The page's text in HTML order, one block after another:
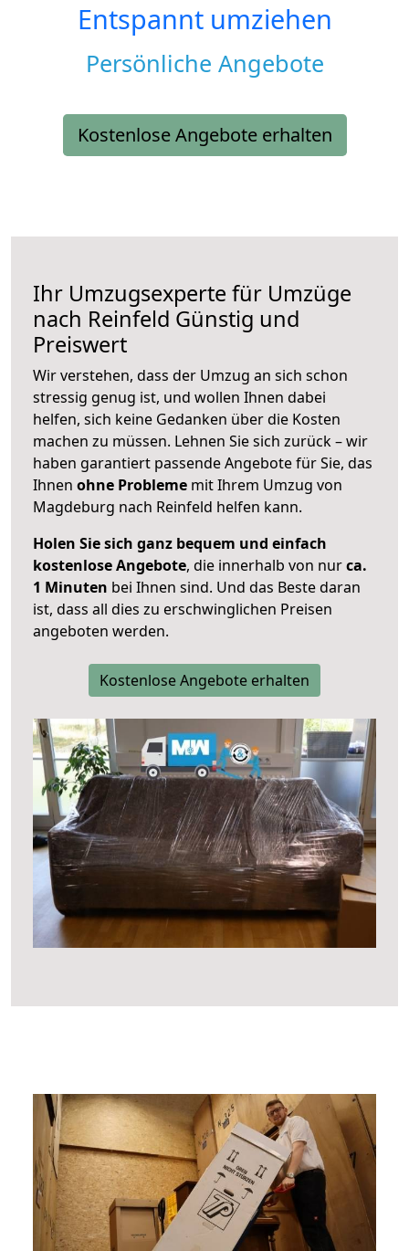
Entspannt umziehen
Persönliche Angebote
Kostenlose Angebote erhalten
Ihr Umzugsexperte für Umzüge
nach Reinfeld Günstig und
Preiswert
Wir verstehen, dass der Umzug an sich schon
stressig genug ist, und wollen Ihnen dabei
helfen, sich keine Gedanken über die Kosten
machen zu müssen. Lehnen Sie sich zurück – wir
haben garantiert passende Angebote für Sie, das
Ihnen ohne Probleme mit Ihrem Umzug von
Magdeburg nach Reinfeld helfen kann.
Holen Sie sich ganz bequem und einfach
kostenlose Angebote, die innerhalb von nurca.
1 Minuten bei Ihnen sind. Und das Beste daran
ist, dass all dies zu erschwinglichen Preisen
angeboten werden.
Kostenlose Angebote erhalten